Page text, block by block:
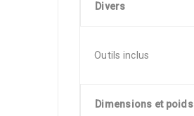
Divers
Outils inclus
Dimensions et poids